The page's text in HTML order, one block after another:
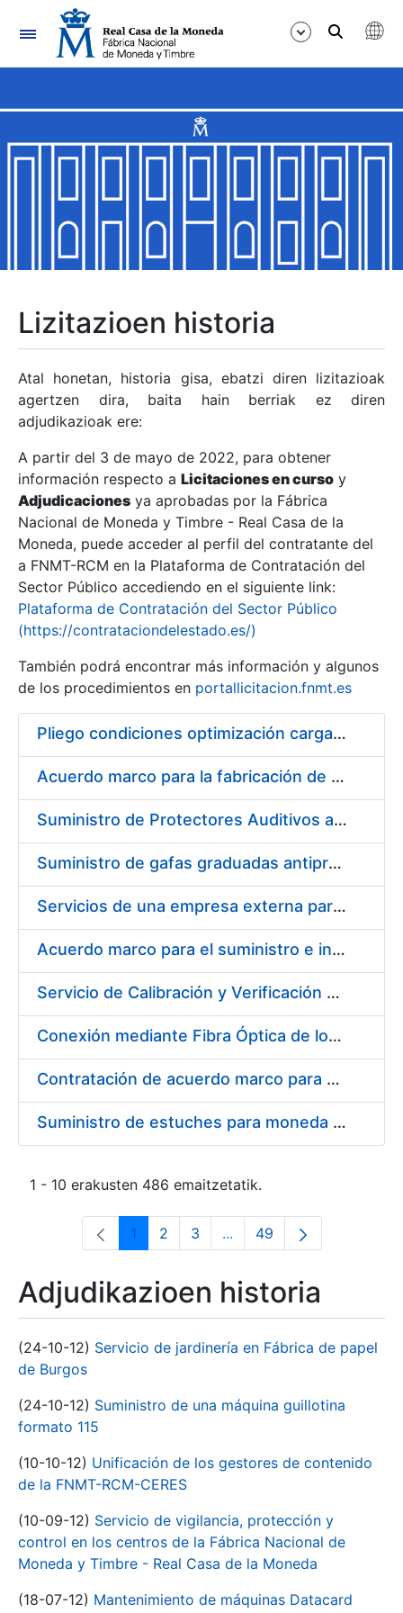
Nabigazioa
Erakutsi/Ezkutatu
Erakutsi/Ezkutatu
Erakutsi/Ezkutatu
Erakutsi/Ezkutatu
Erakutsi/Ezkutatu
Erakutsi/Ezkutatu
Erakutsi/Ezkutatu
Erakutsi/Ezkutatu
Lizitazioen historia
Atal honetan, historia gisa, ebatzi diren lizitazioak
agertzen dira, baita hain berriak ez diren
adjudikazioak ere:
A partir del 3 de mayo de 2022, para obtener
información respecto a Licitaciones en curso y
Adjudicaciones ya aprobadas por la Fábrica
Nacional de Moneda y Timbre - Real Casa de la
Moneda, puede acceder al perfil del contratante del
a FNMT-RCM en la Plataforma de Contratación del
Sector Público accediendo en el siguiente link:
Plataforma de Contratación del Sector Público
(https://contrataciondelestado.es/)
También podrá encontrar más información y algunos
de los procedimientos en portallicitacion.fnmt.es
Pliego condiciones optimización cargas compras firmado
Acuerdo marco para la fabricación de piezas
Suministro de Protectores Auditivos a medida para las personas trabajadoras de los Centros de Trabajo de Madrid y Burgos
Suministro de gafas graduadas antiproyecciones para los trabajadores de la FNMT-RCM en los centros de trabajo de Madrid y Burgos
Servicios de una empresa externa para el asesoramiento y resolución de los recursos de alzada que se presentan relacionados con procesos de selección para la FNMT-RCM
Acuerdo marco para el suministro e instalación de persianas, estores y otros complementos
Servicio de Calibración y Verificación Externa de los Equipos de Medición del Servicio de Prevención de la FNMT-RCM
Conexión mediante Fibra Óptica de los Centros de Proceso de Datos (CPDs) de las sedes de la FNMT-RCM de Burgos y Madrid
Contratación de acuerdo marco para el Suministro de Material de Electricidad para la Fábrica Nacional de Moneda y Timbre-Real Casa de la Moneda en su centro de trabajo de Burgos
Suministro de estuches para moneda de 30 €
1 - 10 erakusten 486 emaitzetatik.
Orrialdea
1 Orrialdea
2 Orrialdea
3 ...Intermediate Pages Use
Orrialdea
49
Adjudikazioen historia
(24-10-12) Servicio de jardinería en Fábrica de papel
de Burgos
(24-10-12) Suministro de una máquina guillotina
formato 115
(10-10-12) Unificación de los gestores de contenido
de la FNMT-RCM-CERES
(10-09-12) Servicio de vigilancia, protección y
control en los centros de la Fábrica Nacional de
Moneda y Timbre - Real Casa de la Moneda
(18-07-12) Mantenimiento de máquinas Datacard